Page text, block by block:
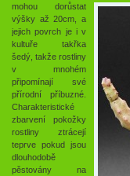
mohou dorůstat
výšky až 20cm, a
jejich povrch je i v
kultuře takřka
šedý, takže rostliny
v mnohém
připomínají své
přírodní příbuzné.
Charakteristické
zbarvení pokožky
rostliny ztrácejí
teprve pokud jsou
dlouhodobě
pěstovány na